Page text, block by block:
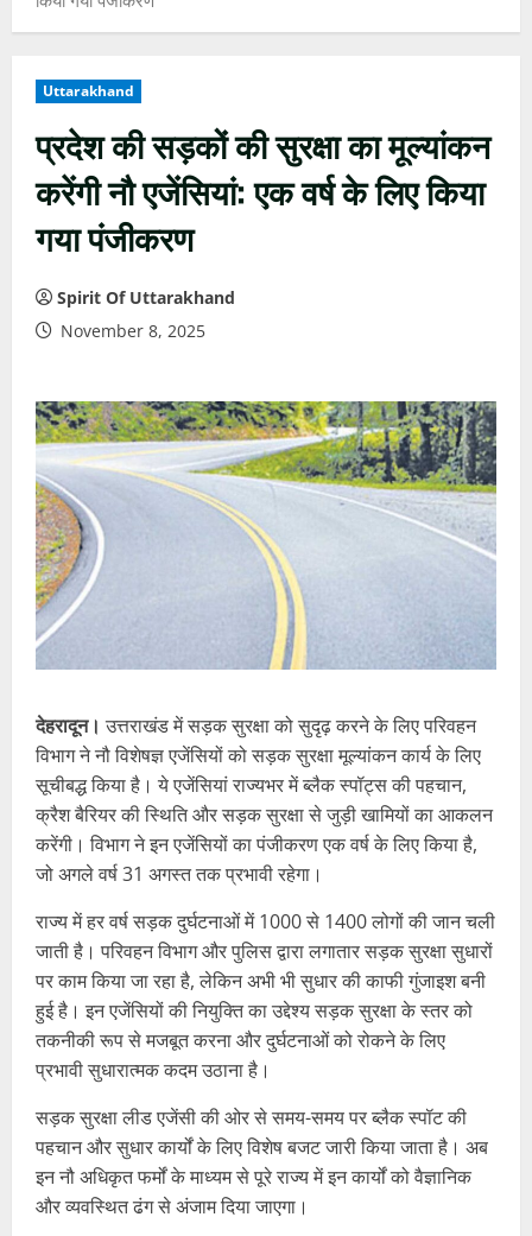
Uttarakhand
प्रदेश की सड़कों की सुरक्षा का मूल्यांकन
करेंगी नौ एजेंसियां: एक वर्ष के लिए किया
गया पंजीकरण
Spirit Of Uttarakhand
November 8, 2025
देहरादून। उत्तराखंड में सड़क सुरक्षा को सुदृढ़ करने के लिए परिवहन
विभाग ने नौ विशेषज्ञ एजेंसियों को सड़क सुरक्षा मूल्यांकन कार्य के लिए
सूचीबद्ध किया है। ये एजेंसियां राज्यभर में ब्लैक स्पॉट्स की पहचान,
क्रैश बैरियर की स्थिति और सड़क सुरक्षा से जुड़ी खामियों का आकलन
करेंगी। विभाग ने इन एजेंसियों का पंजीकरण एक वर्ष के लिए किया है,
जो अगले वर्ष 31 अगस्त तक प्रभावी रहेगा।
राज्य में हर वर्ष सड़क दुर्घटनाओं में 1000 से 1400 लोगों की जान चली
जाती है। परिवहन विभाग और पुलिस द्वारा लगातार सड़क सुरक्षा सुधारों
पर काम किया जा रहा है, लेकिन अभी भी सुधार की काफी गुंजाइश बनी
हुई है। इन एजेंसियों की नियुक्ति का उद्देश्य सड़क सुरक्षा के स्तर को
तकनीकी रूप से मजबूत करना और दुर्घटनाओं को रोकने के लिए
प्रभावी सुधारात्मक कदम उठाना है।
सड़क सुरक्षा लीड एजेंसी की ओर से समय-समय पर ब्लैक स्पॉट की
पहचान और सुधार कार्यों के लिए विशेष बजट जारी किया जाता है। अब
इन नौ अधिकृत फर्मों के माध्यम से पूरे राज्य में इन कार्यों को वैज्ञानिक
और व्यवस्थित ढंग से अंजाम दिया जाएगा।